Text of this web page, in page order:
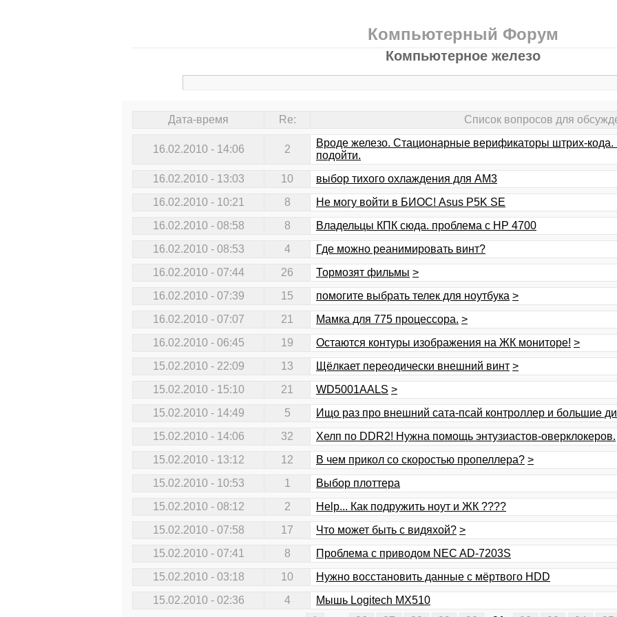
Компьютерный Форум
Компьютерное железо
Дата-время Re: Список вопросов для
16.02.2010 - 14:06 2
Вроде железо. Стационарные верификаторы штрих-кода.
подойти.
16.02.2010 - 13:03
10
выбор тихого охлаждения для AM3
16.02.2010 - 10:21
8
Не могу войти в БИОС! Asus P5K SE
16.02.2010 - 08:58
8
Владельцы КПК сюда. проблема с HP 4700
16.02.2010 - 08:53
4
Где можно реанимировать винт?
16.02.2010 - 07:44
26 Тормозят фильмы >
16.02.2010 - 07:39
15 помогите выбрать телек для ноутбука >
16.02.2010 - 07:07
21 Мамка для 775 процессора. >
16.02.2010 - 06:45
19 Остаются контуры изображения на ЖК мониторе! >
15.02.2010 - 22:09
13 Щёлкает переодически внешний винт >
15.02.2010 - 15:10
21 WD5001AALS >
15.02.2010 - 14:49
5
Ищо раз про внешний сата-псай контроллер и большие
15.02.2010 - 14:06
32 Хелп по DDR2! Нужна помощь энтузиастов-оверклокеров.
15.02.2010 - 13:12
12 В чем прикол со скоростью пропеллера? >
15.02.2010 - 10:53
1
Выбор плоттера
15.02.2010 - 08:12
2
Help... Как подружить ноут и ЖК ????
15.02.2010 - 07:58
17 Что может быть с видяхой? >
15.02.2010 - 07:41
8
Проблема с приводом NEC AD-7203S
15.02.2010 - 03:18
10
Нужно восстановить данные с мёртвого HDD
15.02.2010 - 02:36
4
Мышь Logitech MX510